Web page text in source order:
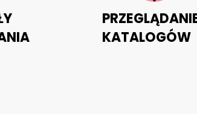
KATALOGÓW